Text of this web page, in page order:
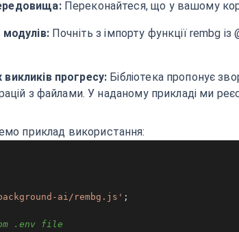
Переконайтеся, що у вашому
модулів: Почніть з імпорту функції rembg
прогресу: Бібліотека пропонує
з файлами. У наданому прикладі ми
приклад використання:
background-ai/rembg.js'
.env file